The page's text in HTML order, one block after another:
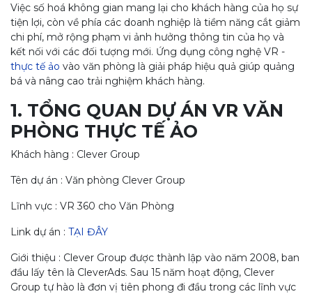
Việc số hoá không gian mang lại cho khách hàng của họ sự
tiện lợi, còn về phía các doanh nghiệp là tiềm năng cắt giảm
chi phí, mở rộng phạm vi ảnh hưởng thông tin của họ và
kết nối với các đối tượng mới. Ứng dụng công nghệ VR -
thực tế ảo vào văn phòng là giải pháp hiệu quả giúp quảng
bá và nâng cao trải nghiệm khách hàng.
1. TỔNG QUAN DỰ ÁN VR VĂN
PHÒNG THỰC TẾ ẢO
Khách hàng : Clever Group
Tên dự án : Văn phòng Clever Group
Lĩnh vực : VR 360 cho Văn Phòng
Link dự án : TẠI ĐÂY
Giới thiệu : Clever Group được thành lập vào năm 2008, ban
đầu lấy tên là CleverAds. Sau 15 năm hoạt động, Clever
Group tự hào là đơn vị tiên phong đi đầu trong các lĩnh vực